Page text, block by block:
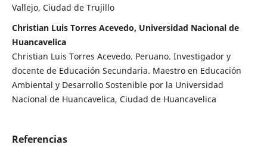
Vallejo, Ciudad de Trujillo
Christian Luis Torres Acevedo, Universidad Nacional de
Huancavelica
Christian Luis Torres Acevedo. Peruano. Investigador y
docente de Educación Secundaria. Maestro en Educación
Ambiental y Desarrollo Sostenible por la Universidad
Nacional de Huancavelica, Ciudad de Huancavelica
Referencias